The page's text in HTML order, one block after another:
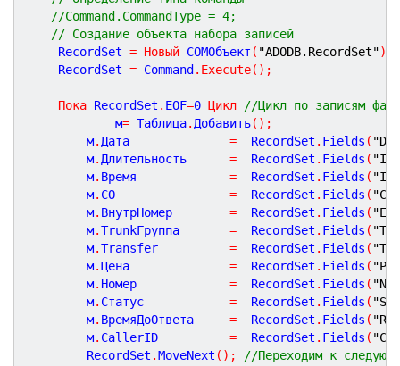
//Command.CommandType = 4;
// Создание объекта набора записей
    RecordSet
= Новый COMОбъект ( "ADODB.RecordSet")
    RecordSet
= Command. Execute( ) ;
Пока RecordSet . EOF=0 Цикл
//Цикл по записям
	        м
= Таблица. Добавить( ) ;
		м
. =
  RecordSet
. Fields (
		м
. Длительность =
  RecordSet
. Fields (
		м
. =
  RecordSet
. Fields (
		м
. =
  RecordSet
. Fields ( "CO"
		м
. ВнутрНомер =
  RecordSet
. Fields (
		м
.TrunkГруппа =
  RecordSet
. Fields (
		м
. =
  RecordSet
. Fields (
		м
. =
  RecordSet
. Fields (
		м
. =
  RecordSet
. Fields (
		м
. =
  RecordSet
. Fields (
		м
. ВремяДоОтвета =
  RecordSet
. Fields (
		м
. =
  RecordSet
. Fields (
	    RecordSet
.MoveNext ( ) ;
//Переходим к